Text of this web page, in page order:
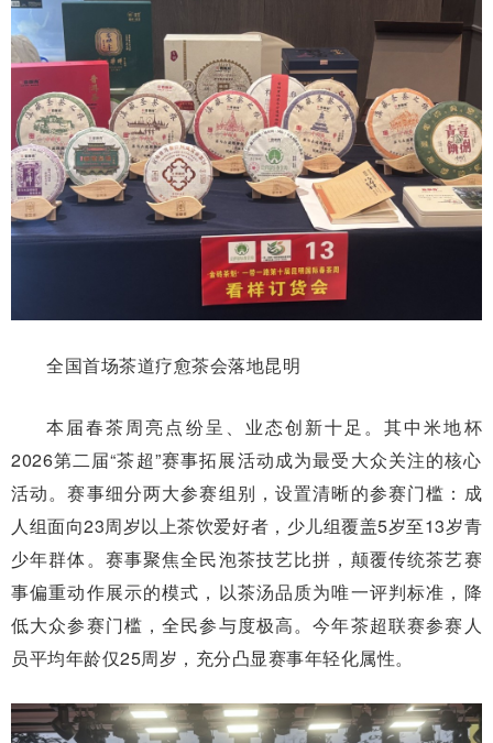
全国首场茶道疗愈茶会落地昆明
本届春茶周亮点纷呈、业态创新十足。其中米地杯
2026第二届“茶超”赛事拓展活动成为最受大众关注的核心
活动。赛事细分两大参赛组别，设置清晰的参赛门槛：成
人组面向23周岁以上茶饮爱好者，少儿组覆盖5岁至13岁青
少年群体。赛事聚焦全民泡茶技艺比拼，颠覆传统茶艺赛
事偏重动作展示的模式，以茶汤品质为唯一评判标准，降
低大众参赛门槛，全民参与度极高。今年茶超联赛参赛人
员平均年龄仅25周岁，充分凸显赛事年轻化属性。